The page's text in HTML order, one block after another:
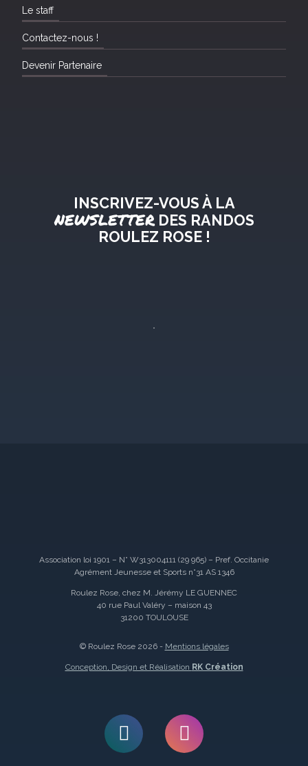
Le staff
Contactez-nous !
Devenir Partenaire
INSCRIVEZ-VOUS À LA
NEWSLETTERDES RANDOS
ROULEZ ROSE !
Association loi 1901 – N° W313004111 (29 965) – Pref. Occitanie
Agrément Jeunesse et Sports n°31 AS 1346
Roulez Rose, chez M. Jérémy LE GUENNEC
40 rue Paul Valéry – maison 43
31200 TOULOUSE
© Roulez Rose 2026 - Mentions légales
Conception, Design et Réalisation RK Création